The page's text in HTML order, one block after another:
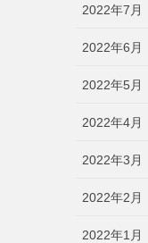
2022年7月
2022年6月
2022年5月
2022年4月
2022年3月
2022年2月
2022年1月